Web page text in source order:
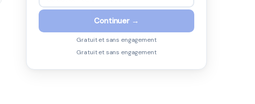
Continuer →
Gratuit et sans engagement
Gratuit et sans engagement